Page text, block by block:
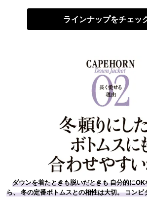
ラインナップをチェッ
ダウンを着たときも脱いだときも 自分的に
ら、 冬の定番ボトムスとの相性は大切。 コン